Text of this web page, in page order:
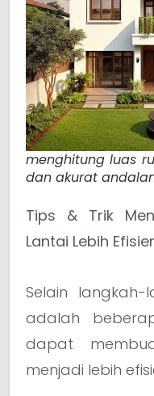
menghitung luas
dan akurat
Tips & Trik
Lantai Lebih
Selain
adalah
dapat
menjadi lebih